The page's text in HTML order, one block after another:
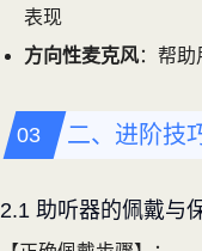
表现
方向性麦克风：帮助
二、进阶技
2.1 助听器的佩戴与